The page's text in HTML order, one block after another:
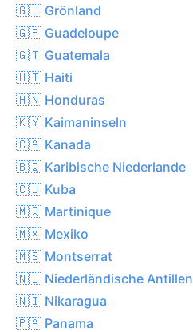
🇬🇱 Grönland
🇬🇵 Guadeloupe
🇬🇹 Guatemala
🇭🇹 Haiti
🇭🇳 Honduras
🇰🇾 Kaimaninseln
🇨🇦 Kanada
🇧🇶 Karibische Niederlande
🇨🇺 Kuba
🇲🇶 Martinique
🇲🇽 Mexiko
🇲🇸 Montserrat
🇳🇱 Niederländische Antillen
🇳🇮 Nikaragua
🇵🇦 Panama